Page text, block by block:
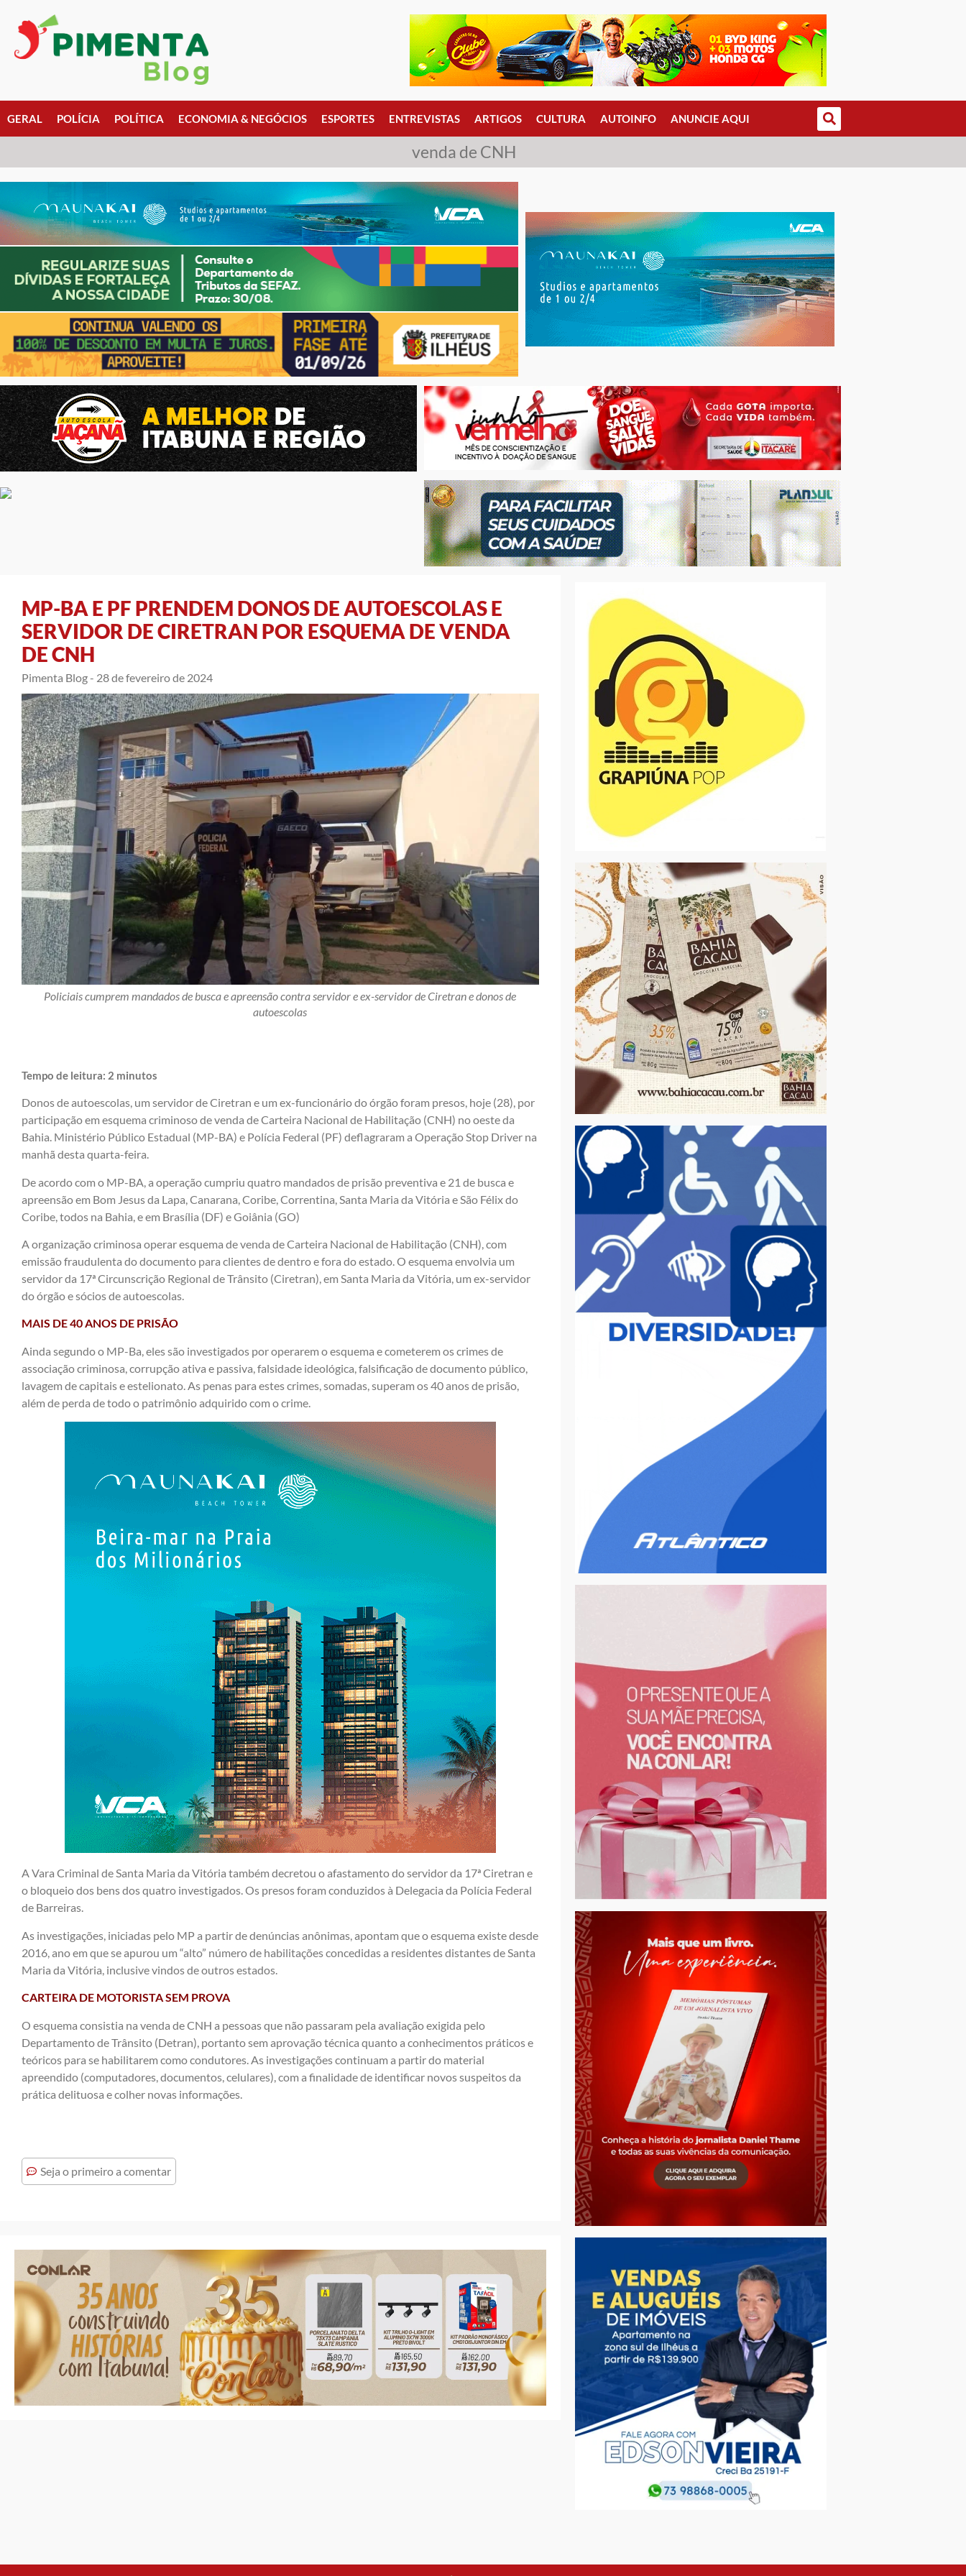
GERAL POLÍCIA POLÍTICA ECONOMIA & NEGÓCIOS ESPORTES ENTREVISTAS ARTIGOS CULTURA AUTOINFO ANUNCIE AQUI
venda de CNH
MP-BA E PF PRENDEM DONOS DE AUTOESCOLAS E
SERVIDOR DE CIRETRAN POR ESQUEMA DE VENDA
DE CNH
Pimenta Blog - 28 de fevereiro de 2024
Policiais cumprem mandados de busca e apreensão contra servidor e ex-servidor de Ciretran e donos de
autoescolas
Tempo de leitura: 2 minutos
Donos de autoescolas, um servidor de Ciretran e um ex-funcionário do órgão foram presos, hoje (28), por
participação em esquema criminoso de venda de Carteira Nacional de Habilitação (CNH) no oeste da
Bahia. Ministério Público Estadual (MP-BA) e Polícia Federal (PF) deflagraram a Operação Stop Driver na
manhã desta quarta-feira.
De acordo com o MP-BA, a operação cumpriu quatro mandados de prisão preventiva e 21 de busca e
apreensão em Bom Jesus da Lapa, Canarana, Coribe, Correntina, Santa Maria da Vitória e São Félix do
Coribe, todos na Bahia, e em Brasília (DF) e Goiânia (GO)
A organização criminosa operar esquema de venda de Carteira Nacional de Habilitação (CNH), com
emissão fraudulenta do documento para clientes de dentro e fora do estado. O esquema envolvia um
servidor da 17ª Circunscrição Regional de Trânsito (Ciretran), em Santa Maria da Vitória, um ex-servidor
do órgão e sócios de autoescolas.
MAIS DE 40 ANOS DE PRISÃO
Ainda segundo o MP-Ba, eles são investigados por operarem o esquema e cometerem os crimes de
associação criminosa, corrupção ativa e passiva, falsidade ideológica, falsificação de documento público,
lavagem de capitais e estelionato. As penas para estes crimes, somadas, superam os 40 anos de prisão,
além de perda de todo o patrimônio adquirido com o crime.
A Vara Criminal de Santa Maria da Vitória também decretou o afastamento do servidor da 17ª Ciretran e
o bloqueio dos bens dos quatro investigados. Os presos foram conduzidos à Delegacia da Polícia Federal
de Barreiras.
As investigações, iniciadas pelo MP a partir de denúncias anônimas, apontam que o esquema existe desde
2016, ano em que se apurou um “alto” número de habilitações concedidas a residentes distantes de Santa
Maria da Vitória, inclusive vindos de outros estados.
CARTEIRA DE MOTORISTA SEM PROVA
O esquema consistia na venda de CNH a pessoas que não passaram pela avaliação exigida pelo
Departamento de Trânsito (Detran), portanto sem aprovação técnica quanto a conhecimentos práticos e
teóricos para se habilitarem como condutores. As investigações continuam a partir do material
apreendido (computadores, documentos, celulares), com a finalidade de identificar novos suspeitos da
prática delituosa e colher novas informações.
Seja o primeiro a comentar